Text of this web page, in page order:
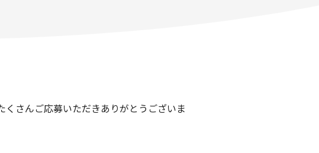
くさんご応募いただきありがとうございま